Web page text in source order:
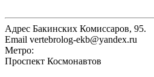
Адрес Бакинских Комиссаров, 95.
Email vertebrolog-ekb@yandex.ru
Метро:
Проспект Космонавтов